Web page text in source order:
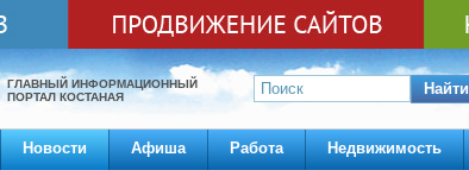
ГЛАВНЫЙ ИНФОРМАЦИОННЫЙ
ПОРТАЛ КОСТАНАЯ
Найти
Новости Афиша Работа Недвижимость